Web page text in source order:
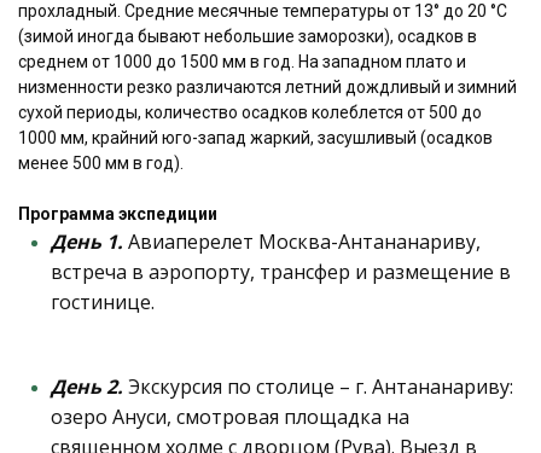
прохладный. Средние месячные температуры от 13° до 20 °C
(зимой иногда бывают небольшие заморозки), осадков в
среднем от 1000 до 1500 мм в год. На западном плато и
низменности резко различаются летний дождливый и зимний
сухой периоды, количество осадков колеблется от 500 до
1000 мм, крайний юго-запад жаркий, засушливый (осадков
менее 500 мм в год).
Программа экспедиции
День 1. Авиаперелет Москва-Антананариву,
встреча в аэропорту, трансфер и размещение в
гостинице.
День 2. Экскурсия по столице – г. Антананариву:
озеро Ануси, смотровая площадка на
священном холме с дворцом (Рува). Выезд в